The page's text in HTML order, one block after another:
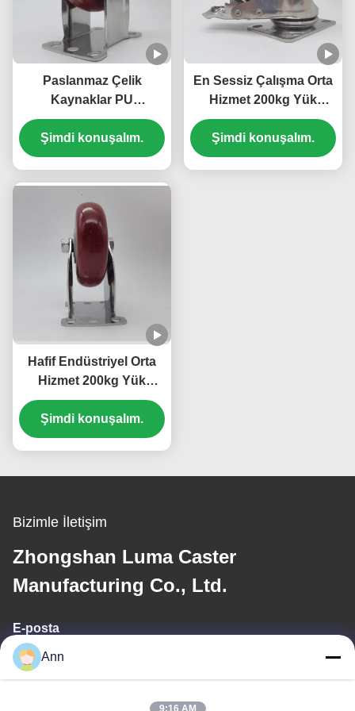
Paslanmaz Çelik
Kaynaklar PU
Polyurethane Orta
Güçlü Tek 3 Inç Top
Kaynakları
Şimdi konuşalım.
En Sessiz Çalışma Orta
Hizmet 200kg Yük
Paslanmaz Çelik
Tekerlekler PU
Poliüretan Rulmanlı 5
Şimdi konuşalım.
Hafif Endüstriyel Orta
Hizmet 200kg Yük
Paslanmaz Çelik
Tekerlekler PU
Poliüretan Tekli 4 İnç
Hastane Yatakları İçin
Şimdi konuşalım.
Bizimle İletişim
Zhongshan Luma Caster
Manufacturing Co., Ltd.
E-posta
ann@industrialwheelcasters.com
Ann
9:16 AM